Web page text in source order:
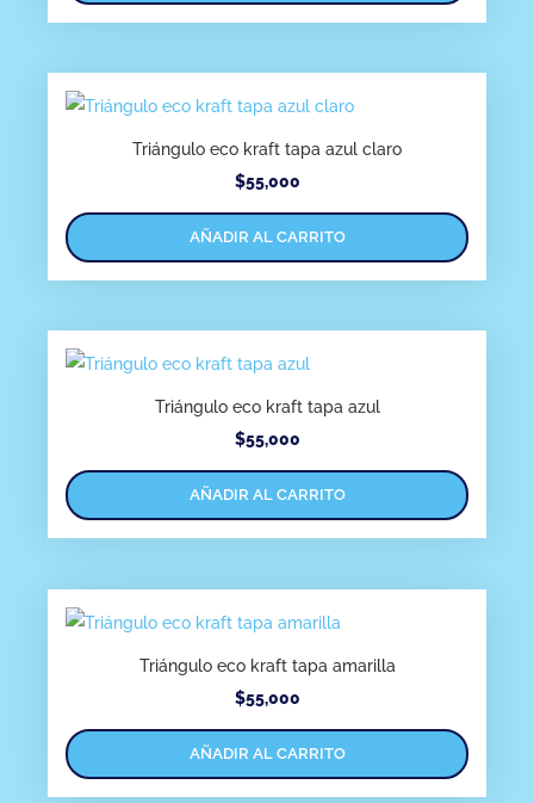
Triángulo eco kraft tapa azul claro
$55,000
AÑADIR AL CARRITO
Triángulo eco kraft tapa azul
$55,000
AÑADIR AL CARRITO
Triángulo eco kraft tapa amarilla
$55,000
AÑADIR AL CARRITO